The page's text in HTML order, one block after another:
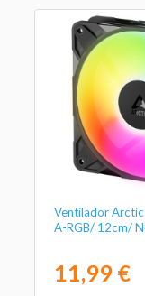
Ventilador
A-RGB/ 12cm/
11,99 €